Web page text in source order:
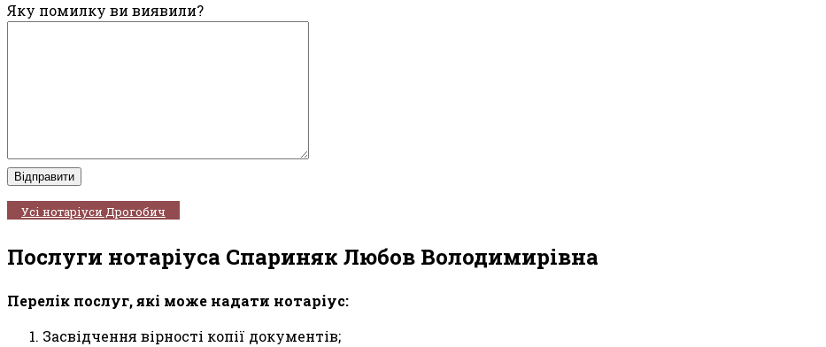
Яку помилку ви виявили?
Усі нотаріуси Дрогобич
Послуги нотаріуса Спариняк Любов Володимирівна
Перелік послуг, які може надати нотаріус:
Засвідчення вірності копії документів;